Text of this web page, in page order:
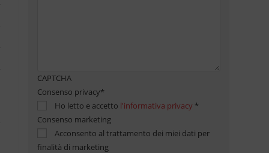
CAPTCHA
Consenso privacy*
Ho letto e accetto l'informativa privacy *
Consenso marketing
Acconsento al trattamento dei miei dati per
finalità di marketing